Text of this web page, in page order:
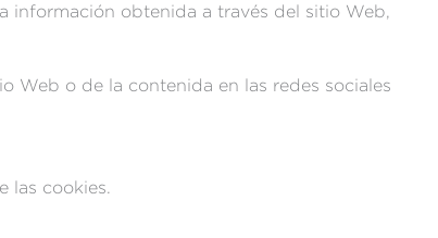
información obtenida a través del sitio Web,
Web o de la contenida en las redes sociales
las cookies.